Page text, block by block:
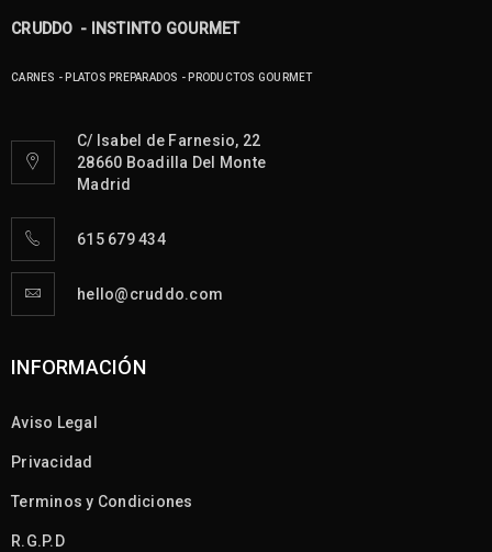
CRUDDO - INSTINTO GOURMET
CARNES - PLATOS PREPARADOS - PRODUCTOS GOURMET
C/ Isabel de Farnesio, 22
28660 Boadilla Del Monte
Madrid
615 679 434
hello@cruddo.com
INFORMACIÓN
Aviso Legal
Privacidad
Terminos y Condiciones
R.G.P.D